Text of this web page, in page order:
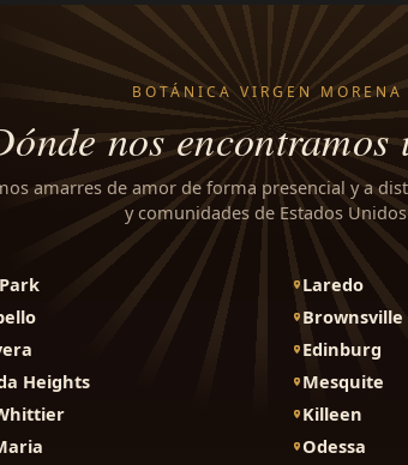
BOTÁNICA VIRGEN MORENA
nos encontramos
amarres de amor de forma presencial y a
y comunidades de Estados
Heights
Laredo
Brownsville
Edinburg
Mesquite
Killeen
Odessa